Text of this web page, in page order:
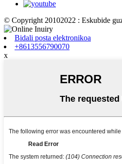
© Copyright 20102022 : Eskubide
Bidali posta elektronikoa
+8613556790070
x